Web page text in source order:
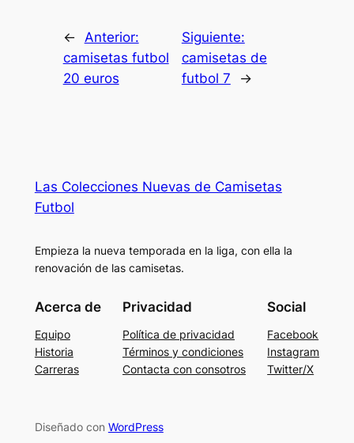
← Anterior:
camisetas futbol
20 euros
Siguiente:
camisetas de
futbol 7
→
Las Colecciones Nuevas de Camisetas
Futbol
Empieza la nueva temporada en la liga, con ella la
renovación de las camisetas.
Acerca de
Equipo
Historia
Carreras
Privacidad
Política de privacidad
Términos y condiciones
Contacta con consotros
Social
Facebook
Instagram
Twitter/X
Diseñado con WordPress